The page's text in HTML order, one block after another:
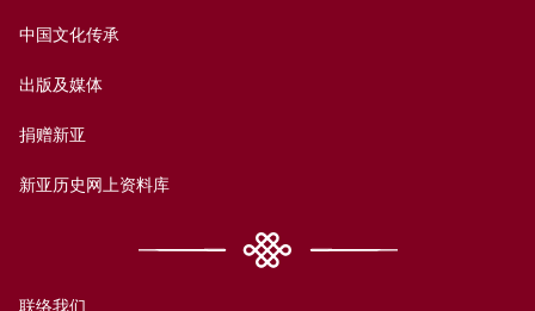
中国文化传承
出版及媒体
捐赠新亚
新亚历史网上资料库
联络我们